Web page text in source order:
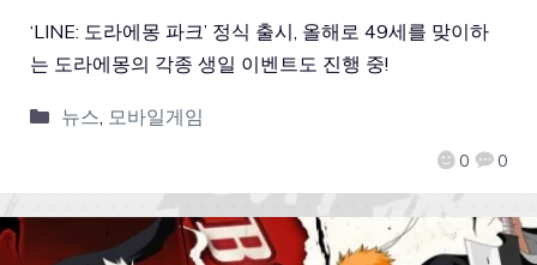
0 0
‘LINE: 도라에몽 파크’ 정식 출시, 올해로 49세를 맞이하
는 도라에몽의 각종 생일 이벤트도 진행 중!
뉴스, 모바일게임